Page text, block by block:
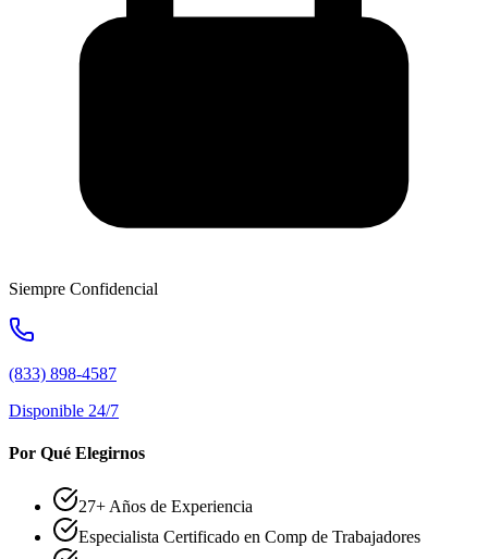
Siempre Confidencial
(833) 898-4587
Disponible 24/7
Por Qué Elegirnos
27+ Años de Experiencia
Especialista Certificado en Comp de Trabajadores